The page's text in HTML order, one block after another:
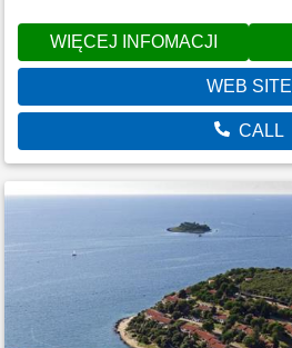
WIĘCEJ INFOMACJI
WEB SITE
CALL